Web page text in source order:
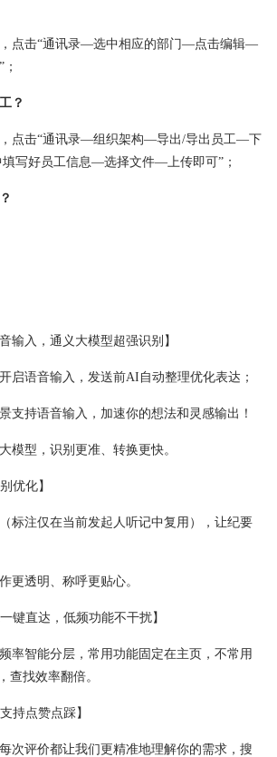
点击“通讯录—选中相应的部门—点击编辑—
？
点击“通讯录—组织架构—导出/导出员工—下
写好员工信息—选择文件—上传即可”；
输入，通义大模型超强识别】
启语音输入，发送前AI自动整理优化表达；
支持语音输入，加速你的想法和灵感输出！
模型，识别更准、转换更快。
优化】
标注仅在当前发起人听记中复用），让纪要
更透明、称呼更贴心。
键直达，低频功能不干扰】
率智能分层，常用功能固定在主页，不常用
查找效率翻倍。
持点赞点踩】
次评价都让我们更精准地理解你的需求，搜